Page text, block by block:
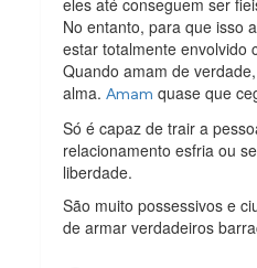
No entanto, para que isso
estar totalmente envolvido
Quando amam de
alma.Amam quase que
Só é capaz de trair a
relacionamento esfria ou
liberdade.
São muito possessivos e
de armar verdadeiros